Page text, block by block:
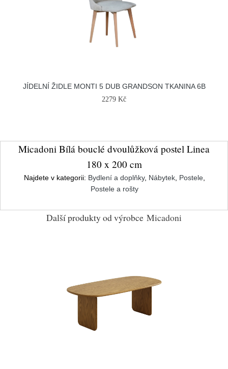
JÍDELNÍ ŽIDLE MONTI 5 DUB GRANDSON TKANINA 6B
2279 Kč
Micadoni Bílá bouclé dvoulůžková postel Linea
180 x 200 cm
Najdete v kategorii: Bydlení a doplňky, Nábytek Postele
Postele a rošty
Další produkty od výrobce Micadoni